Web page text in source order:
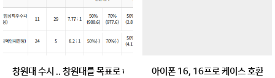
갓다왓고요 ~ 세부안갓는데 바기오도 VS 태국 어학연수 어
떤게좋으까요? 유학말고 ~ 어학연수 &_~ 필리핀 태국 갓으
때 오는여자랑 사귈수잇으까요?
창원대 수시 .. 창원대를 목표로 하고 있는 09년생입니다 지금 제 내신이 5
아이폰 16, 16프로 케이스 호환